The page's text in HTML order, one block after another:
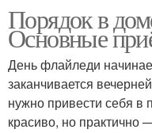
Порядок в
Основные
День флайледи
заканчивается
нужно привести себя в
красиво, но практично